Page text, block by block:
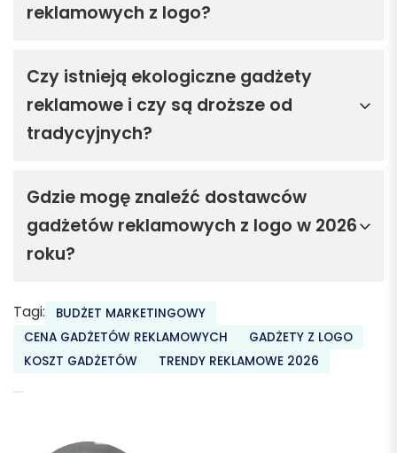
reklamowych z logo?
Czy istnieją ekologiczne gadżety
reklamowe i czy są droższe od
tradycyjnych?
Gdzie mogę znaleźć dostawców
gadżetów reklamowych z logo w 2026
roku?
Tagi:
BUDŻET MARKETINGOWY
CENA GADŻETÓW REKLAMOWYCH
GADŻETY Z LOGO
KOSZT GADŻETÓW
TRENDY REKLAMOWE 2026